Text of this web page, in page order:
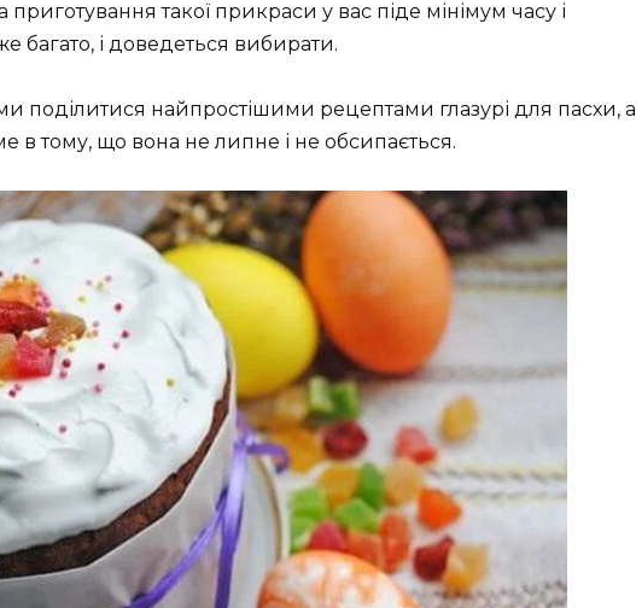
такої прикраси у вас піде мінімум часу і
багато, і доведеться вибирати.
поділитися найпростішими рецептами глазурі для пасхи, а
в тому, що вона не липне і не обсипається.